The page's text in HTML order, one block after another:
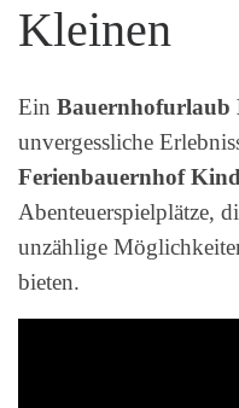
Kleinen
Ein Bauernhofurlaub
unvergessliche
Ferienbauernhof
Abenteuerspielplätze,
unzählige
bieten.